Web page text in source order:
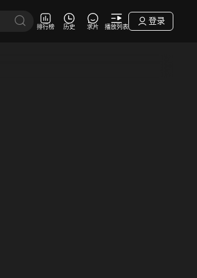
排行榜 历史 求片 播放列表
登录